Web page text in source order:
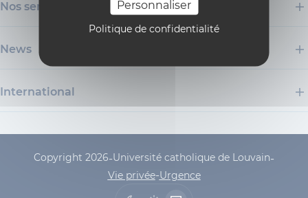
Personnaliser
Politique de confidentialité
Nos services
News
International
UCLouvain Footer
Copyright 2026-Université catholique de Louvain-
Vie privée-Urgence